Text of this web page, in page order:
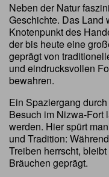
Neben der Natur
Geschichte. Das Land
Knotenpunkt des
der bis heute eine
geprägt von
und eindrucksvollen
bewahren.
Ein Spaziergang
Besuch im Nizwa-Fort
werden. Hier spürt
und Tradition:
Treiben herrscht,
Bräuchen geprägt.